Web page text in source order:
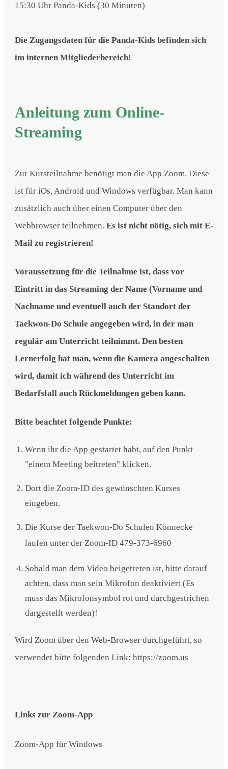
15:30 Uhr Panda-Kids (30 Minuten)
Die Zugangsdaten für die Panda-Kids befinden sich
im internen Mitgliederbereich!
Anleitung zum Online-
Streaming
Zur Kursteilnahme benötigt man die App Zoom. Diese
ist für iOs, Android und Windows verfügbar. Man kann
zusätzlich auch über einen Computer über den
Webbrowser teilnehmen. Es ist nicht nötig, sich mit E-
Mail zu registrieren!
Voraussetzung für die Teilnahme ist, dass vor
Eintritt in das Streaming der Name (Vorname und
Nachname und eventuell auch der Standort der
Taekwon-Do Schule angegeben wird, in der man
regulär am Unterricht teilnimmt. Den besten
Lernerfolg hat man, wenn die Kamera angeschalten
wird, damit ich während des Unterricht im
Bedarfsfall auch Rückmeldungen geben kann.
Bitte beachtet folgende Punkte:
Wenn ihr die App gestartet habt, auf den Punkt
"einem Meeting beitreten" klicken.
Dort die Zoom-ID des gewünschten Kurses
eingeben.
Die Kurse der Taekwon-Do Schulen Könnecke
laufen unter der Zoom-ID 479-373-6960
Sobald man dem Video beigetreten ist, bitte darauf
achten, dass man sein Mikrofon deaktiviert (Es
muss das Mikrofonsymbol rot und durchgestrichen
dargestellt werden)!
Wird Zoom über den Web-Browser durchgeführt, so
verwendet bitte folgenden Link: https://zoom.us
Links zur Zoom-App
Zoom-App für Windows